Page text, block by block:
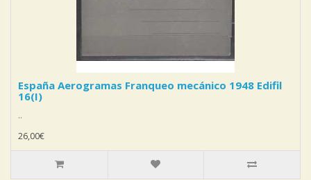
España Aerogramas Franqueo mecánico 1948 Edifil
16(I)
..
26,00€